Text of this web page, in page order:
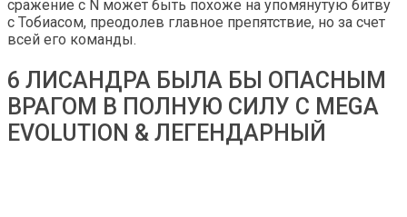
сражение с N может быть похоже на упомянутую битву
с Тобиасом, преодолев главное препятствие, но за счет
всей его команды.
6 ЛИСАНДРА БЫЛА БЫ ОПАСНЫМ
ВРАГОМ В ПОЛНУЮ СИЛУ С MEGA
EVOLUTION & ЛЕГЕНДАРНЫЙ